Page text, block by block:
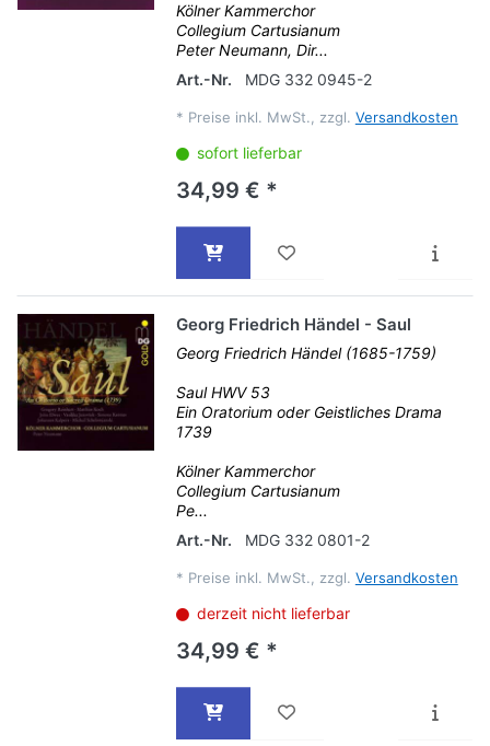
Kölner Kammerchor
Collegium Cartusianum
Peter Neumann, Dir...
Art.-Nr.
MDG 332 0945-2
* Preise inkl. MwSt., zzgl. Versandkosten
sofort lieferbar
34,99 € *
Georg Friedrich Händel - Saul
Georg Friedrich Händel (1685-1759)
Saul HWV 53
Ein Oratorium oder Geistliches Drama
1739
Kölner Kammerchor
Collegium Cartusianum
Pe...
Art.-Nr.
MDG 332 0801-2
* Preise inkl. MwSt., zzgl. Versandkosten
derzeit nicht lieferbar
34,99 € *